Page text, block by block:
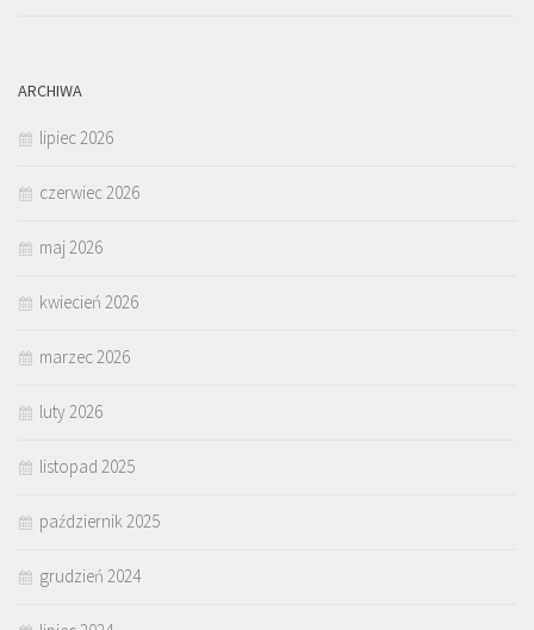
ARCHIWA
lipiec 2026
czerwiec 2026
maj 2026
kwiecień 2026
marzec 2026
luty 2026
listopad 2025
październik 2025
grudzień 2024